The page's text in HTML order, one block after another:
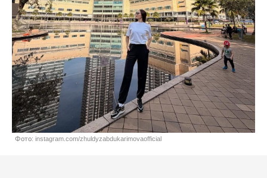
Фото: instagram.com/zhuldyzabdukarimovaofficial